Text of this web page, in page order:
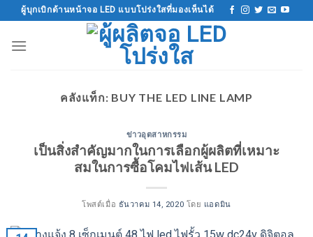
ไป
ผู้บุกเบิกด้านหน้าจอ LED แบบโปร่งใสที่มองเห็นได้
คลังแท็ก: BUY THE LED LINE LAMP
ข่าวอุตสาหกรรม
เป็นสิ่งสำคัญมากในการเลือกผู้ผลิตที่เหมาะ
สมในการซื้อโคมไฟเส้น LED
โพสต์เมื่อ ธันวาคม 14, 2020 โดย แอดมิน